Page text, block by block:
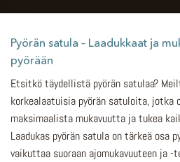
Pyörän satula – Laadukkaat ja
pyörään
Etsitkö täydellistä pyörän satulaa?
korkealaatuisia pyörän satuloita, jotka
maksimaalista mukavuutta ja tukea
Laadukas pyörän satula on tärkeä osa
vaikuttaa suoraan ajomukavuuteen ja -